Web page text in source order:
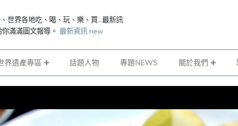
、世界各地吃、喝、玩、樂、買...最新訊
滿滿圖文報導。 最新資訊 new
界遺產專區 話題人物 專題NEWS 關於我們